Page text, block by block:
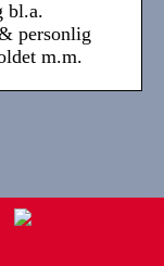
bl.a.
personlig
m.m.